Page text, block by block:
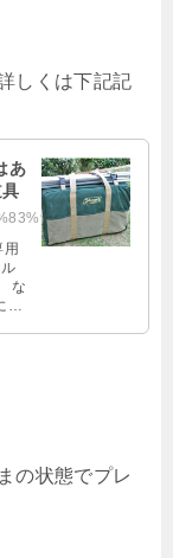
しくは下記記
あ
https://www.xn--28j0a2b4gya8639b.com/%e3%83%9e%e3%83%ab%e3%83%81%e3%83%84%e3%...
な
弱
の状態でプレ